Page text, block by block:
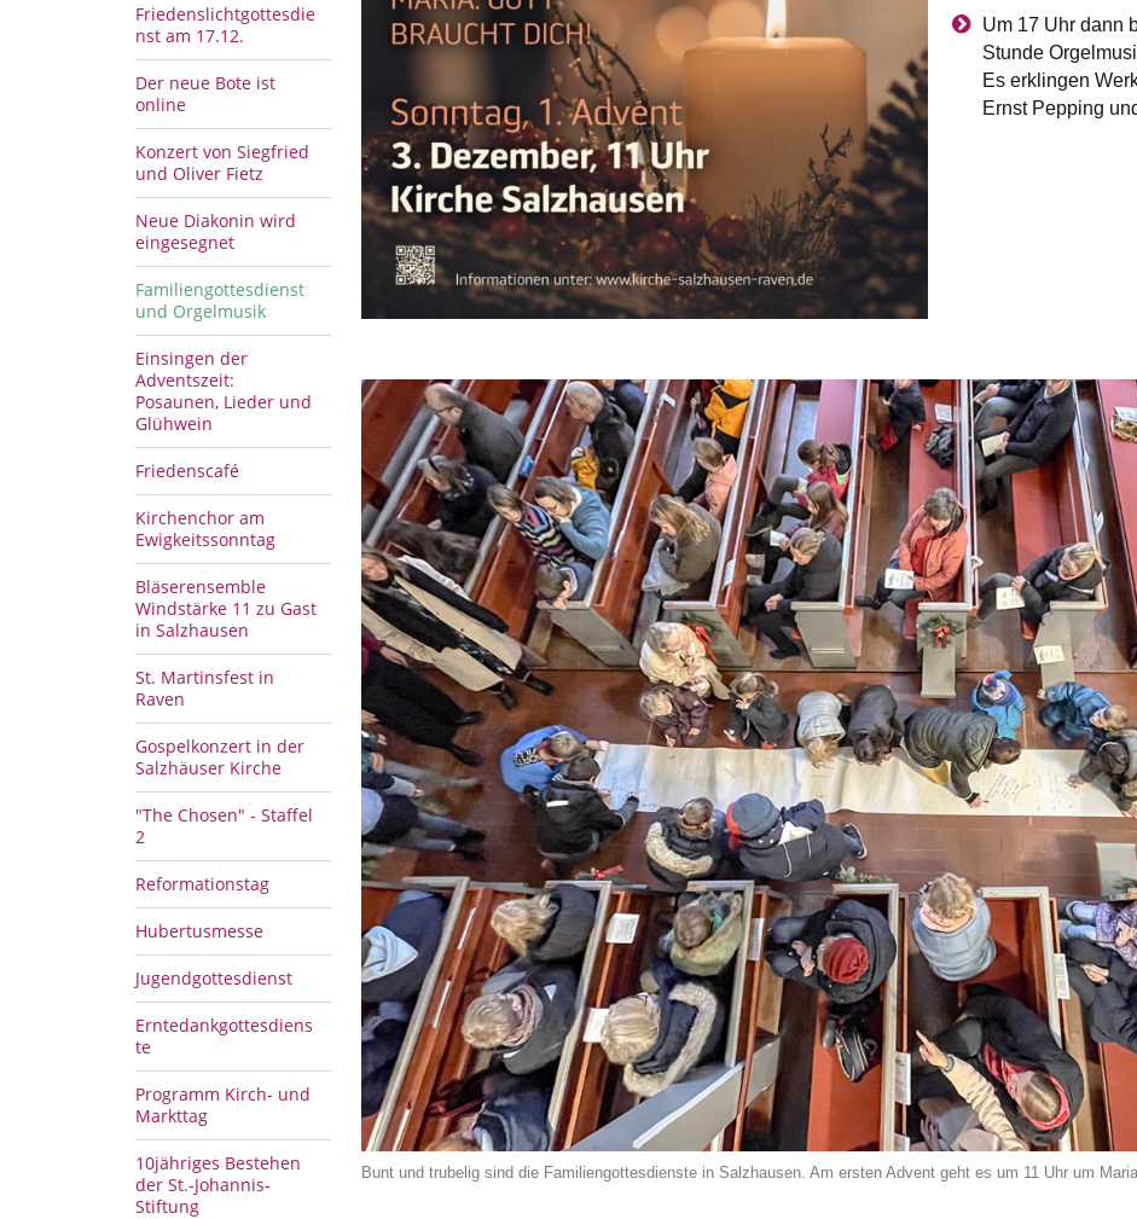
Friedenslichtgottesdie
nst am 17.12.
Der neue Bote ist
online
Konzert von Siegfried
und Oliver Fietz
Neue Diakonin wird
eingesegnet
Familiengottesdienst
und Orgelmusik
Einsingen der
Adventszeit:
Posaunen, Lieder und
Glühwein
Friedenscafé
Kirchenchor am
Ewigkeitssonntag
Bläserensemble
Windstärke 11 zu Gast
in Salzhausen
St. Martinsfest in
Raven
Gospelkonzert in der
Salzhäuser Kirche
"The Chosen" - Staffel
2
Reformationstag
Hubertusmesse
Jugendgottesdienst
Erntedankgottesdiens
te
Programm Kirch- und
Markttag
10jähriges Bestehen
der St.-Johannis-
Stiftung
Um 17 Uhr dann
Stunde
Es erklingen
Ernst Pepping
Bunt und trubelig sind die Familiengottesdienste in Salzhausen. Am ersten Advent geht es um 11 Uhr um